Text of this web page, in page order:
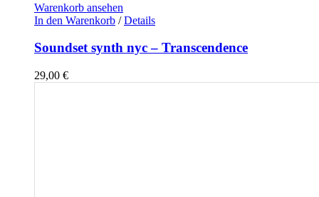
Warenkorb ansehen
In den Warenkorb / Details
Soundset synth nyc – Transcendence
29,00 €